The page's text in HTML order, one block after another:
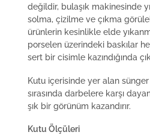
değildir, bulaşık makinesinde
solma, çizilme ve çıkma
ürünlerin kesinlikle elde
porselen üzerindeki baskılar
sert bir cisimle kazındığında
Kutu içerisinde yer alan sünger
sırasında darbelere karşı
şık bir görünüm kazandırır.
Kutu Ölçüleri